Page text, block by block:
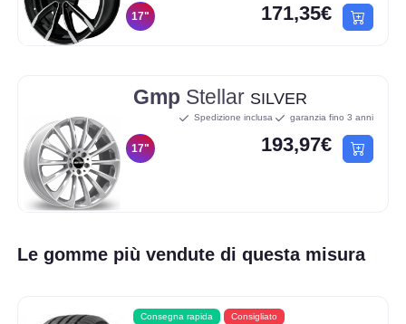
17" 171,35€
Gmp Stellar SILVER
17"
Spedizione inclusa garanzia fino 3 anni
193,97€
Le gomme più vendute di questa misura
Consegna rapida Consigliato